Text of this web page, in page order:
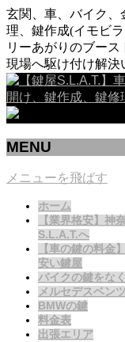
玄関、車、バイク、
理、鍵作成(イモビ
リーあがりのブー
現場へ駆け付け解決
MENU
メニューを飛ばす
ホーム
【業界格安】神
S.L.A.T.へ
【車の鍵の料金
安い鍵屋
バイクの鍵をな
メルセデスベン
BMWの鍵
料金表
出張エリア